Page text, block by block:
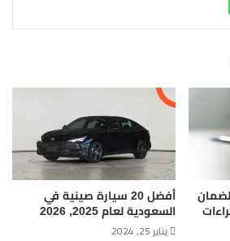
أفضل 20 سيارة صينية في
السعودية لعام 2025, 2026
يناير 25, 2024